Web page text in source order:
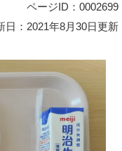
ページID：0002699
日：2021年8月30日更新